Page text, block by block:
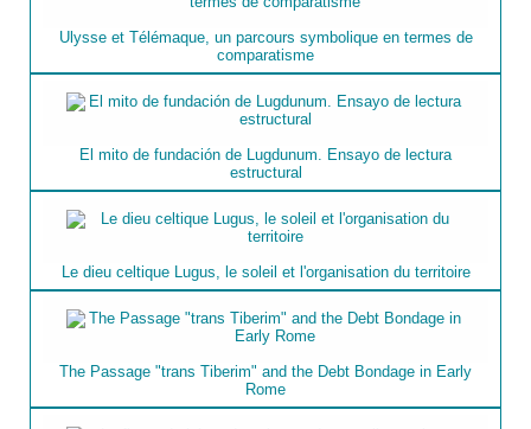
Ulysse et Télémaque, un parcours symbolique en termes de
comparatisme
El mito de fundación de Lugdunum. Ensayo de lectura
estructural
Le dieu celtique Lugus, le soleil et l'organisation du territoire
The Passage "trans Tiberim" and the Debt Bondage in Early
Rome